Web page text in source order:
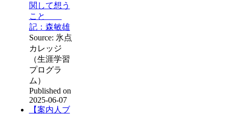
関して想う
こと
記：森敏雄
Source: 氷点
カレッジ
（生涯学習
プログラ
ム）
Published on
2025-06-07
【案内人ブ